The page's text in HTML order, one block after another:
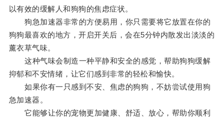
以有效的缓解人和狗狗的焦虑症状。
狗急加速器非常的方便易用，你只需要将它放置在你的
狗狗最喜欢的地方，开启开关后，会在5分钟内散发出淡淡的
薰衣草气味。
这种气味会制造一种平静和安全的感觉，帮助狗狗缓解
抑郁和不安情绪，让它们感到非常的轻松和愉快。
如果你有一只感到不安、焦虑的狗狗，不妨尝试使用狗
急加速器。
它能够让你的宠物更加健康、舒适、放心，帮助你顺利